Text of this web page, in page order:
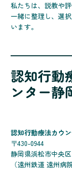
私たちは、説教や
一緒に整理し、選
います。
認知行動
ンター静
認知行動療法カウ
〒430-0944
静岡県浜松市中央
（遠州鉄道 遠州病